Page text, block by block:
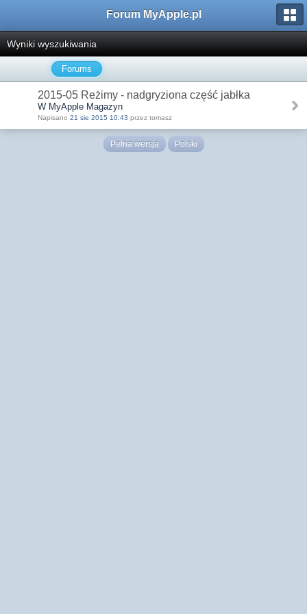
Forum MyApple.pl
Wyniki wyszukiwania
Forums
2015-05 Reżimy - nadgryziona część jabłka
W MyApple Magazyn
Napisano 21 sie 2015 10:43 przez tomasz
Pełna wersja Polski